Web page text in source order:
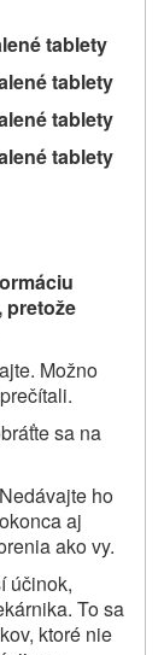
tablety
tablety
tablety
tablety
pretože
Možno
sa na
ho
aj
ako vy.
účinok,
To sa
ktoré nie